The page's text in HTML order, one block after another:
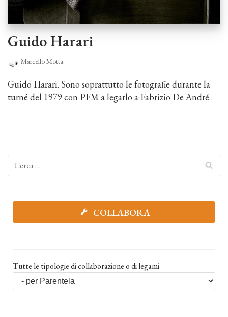
Guido Harari
Marcello Motta
Guido Harari. Sono soprattutto le fotografie durante la
turné del 1979 con PFM a legarlo a Fabrizio De André.
COLLABORA
Tutte le tipologie di collaborazione o di legami